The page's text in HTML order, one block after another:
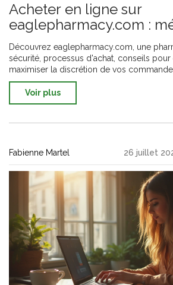
Acheter en ligne sur
eaglepharmacy.com :
sûrs et conseils essentiels
Découvrez eaglepharmacy.com, une
sécurité, processus d'achat, conseils
maximiser la discrétion de vos
Voir plus
Fabienne Martel 26 juillet